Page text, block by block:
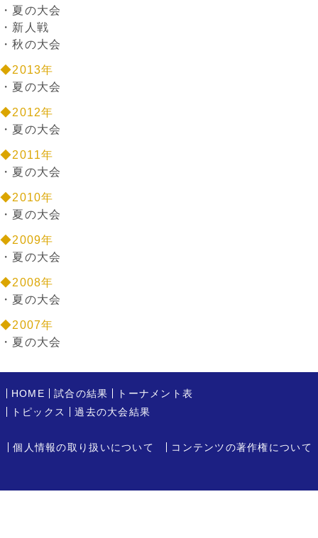
・ 夏の大会
・ 新人戦
・秋の大会
◆2013年
・ 夏の大会
◆2012年
・ 夏の大会
◆2011年
・ 夏の大会
◆2010年
・ 夏の大会
◆2009年
・ 夏の大会
◆2008年
・ 夏の大会
◆2007年
・ 夏の大会
HOME 試合の結果
トーナメント表
トピックス
過去の大会結果
個人情報の取り扱いについて コンテンツの著作権について